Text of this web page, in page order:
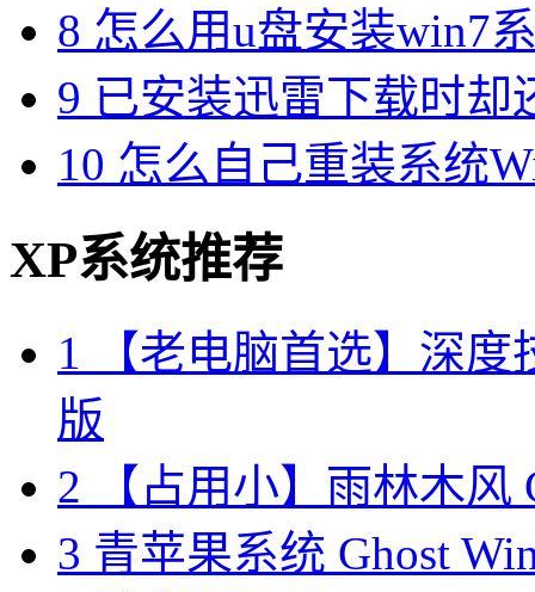
8 怎么用u盘安装win7
9 已安装迅雷下载时却
10 怎么自己重装系统
XP系统推荐
1 【老电脑首选】深度
版
2 【占用小】雨林木风
3 青苹果系统 Ghost